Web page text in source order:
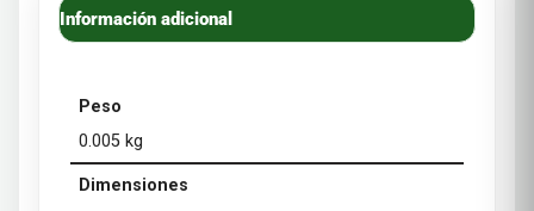
Información adicional
Peso
0.005 kg
Dimensiones